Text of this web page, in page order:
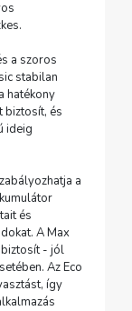
a szoros
stabilan
hatékony
biztosít, és
ideig
a
és
A Max
biztosít - jól
Az Eco
így